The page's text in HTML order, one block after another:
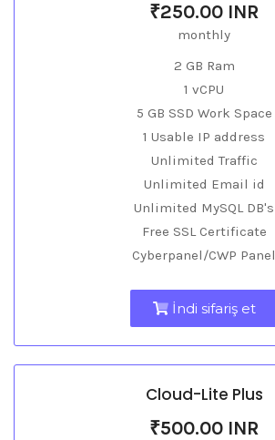
₹250.00 INR
monthly
2 GB Ram
1 vCPU
5 GB SSD Work Space
1 Usable IP address
Unlimited Traffic
Unlimited Email id
Unlimited MySQL DB's
Free SSL Certificate
Cyberpanel/CWP Panel
İndi sifariş et
Cloud-Lite Plus
₹500.00 INR